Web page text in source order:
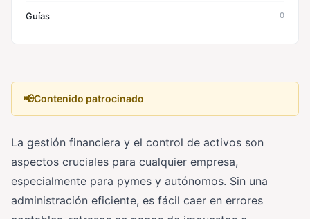
Guías 0
📢Contenido patrocinado
La gestión financiera y el control de activos son
aspectos cruciales para cualquier empresa,
especialmente para pymes y autónomos. Sin una
administración eficiente, es fácil caer en errores